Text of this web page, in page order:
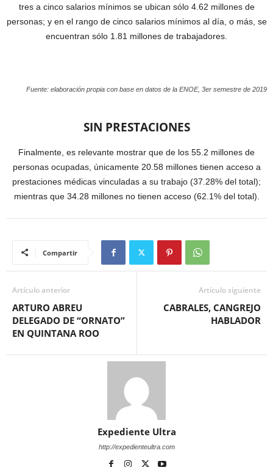
tres a cinco salarios mínimos se ubican sólo 4.62 millones de
personas; y en el rango de cinco salarios mínimos al día, o más, se
encuentran sólo 1.81 millones de trabajadores.
Fuente: elaboración propia con base en datos de la ENOE, 3er semestre de 2019
SIN PRESTACIONES
Finalmente, es relevante mostrar que de los 55.2 millones de
personas ocupadas, únicamente 20.58 millones tienen acceso a
prestaciones médicas vinculadas a su trabajo (37.28% del total);
mientras que 34.28 millones no tienen acceso (62.1% del total).
Compartir
Artículo anterior
ARTURO ABREU
DELEGADO DE “ORNATO”
EN QUINTANA ROO
Artículo siguiente
CABRALES, CANGREJO
HABLADOR
Expediente Ultra
http://expedienteultra.com